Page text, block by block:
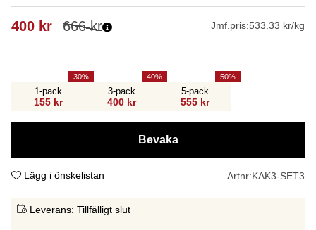
666kr
400 kr Jmf.pris:533.33 kr/kg
1-pack
155 kr
30
3-pack
400 kr
40
5-pack
555 kr
50
Bevaka
Lägg i önskelistan Artnr:KAK3-SET3
Leverans: Tillfälligt slut